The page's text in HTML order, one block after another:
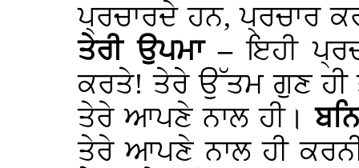
ਪ੍ਰਚਾਰਦੇ ਹਨ, ਪ੍ਰਚਾਰ
ਤੇਰੀ ਉਪਮਾ –ਇਹੀ
ਕਰਤੇ! ਤੇਰੇ ਉੱਤਮ ਗੁਣ ਹੀ
ਤੇਰੇ ਆਪਣੇ ਨਾਲ ਹੀ।
ਤੇਰੇ ਆਪਣੇ ਨਾਲ ਹੀ